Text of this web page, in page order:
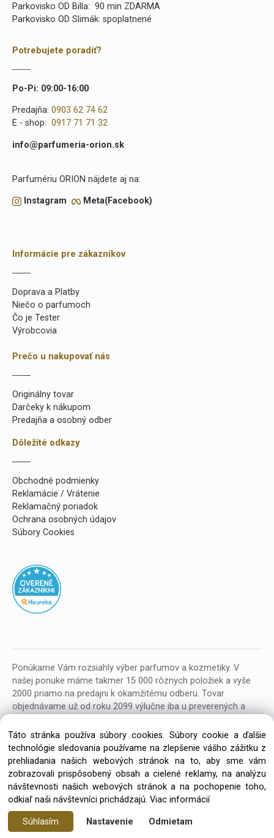
Parkovisko OD Billa: 90 min ZDARMA
Parkovisko OD Slimák: spoplatnené
Potrebujete poradiť?
Po-Pi: 09:00-16:00
Predajňa: 0903 62 74 62
E - shop: 0917 71 71 32
info@parfumeria-orion.sk
Parfumériu ORION nájdete aj na:
Instagram Meta(Facebook)
Informácie pre zákazníkov
Doprava a Platby
Niečo o parfumoch
Čo je Tester
Výrobcovia
Prečo u nakupovať nás
Originálny tovar
Darčeky k nákupom
Predajňa a osobný odber
Dôležité odkazy
Obchodné podmienky
Reklamácie / Vrátenie
Reklamačný poriadok
Ochrana osobných údajov
Súbory Cookies
Ponúkame Vám rozsiahly výber parfumov a kozmetiky. V
našej ponuke máme takmer 15 000 rôznych položiek a vyše
2000 priamo na predajni k okamžitému odberu. Tovar
objednávame už od roku 2099 výlučne iba u preverených a
Copyright © 2026 Parfumeria ORION, All rights reserved
Táto stránka používa súbory cookies. Súbory cookie a ďalšie
technológie sledovania používame na zlepšenie vášho zážitku z
prehliadania našich webových stránok na to, aby sme vám
zobrazovali prispôsobený obsah a cielené reklamy, na analýzu
návštevnosti našich webových stránok a na pochopenie toho,
odkiaľ naši návštevníci prichádzajú. Viac informácií
Súhlasím Nastavenie Odmietam